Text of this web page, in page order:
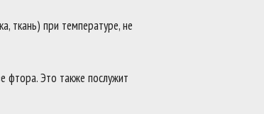
ткань) при температуре, не
фтора. Это также послужит